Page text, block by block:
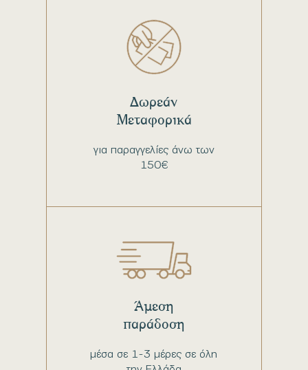
για παραγγελίες άνω των
150€
Δωρεάν
Μεταφορικά
μέσα σε 1-3 μέρες σε όλη
Άμεση
παράδοση